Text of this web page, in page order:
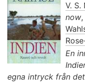
V. S.
now
En
egna intryck från